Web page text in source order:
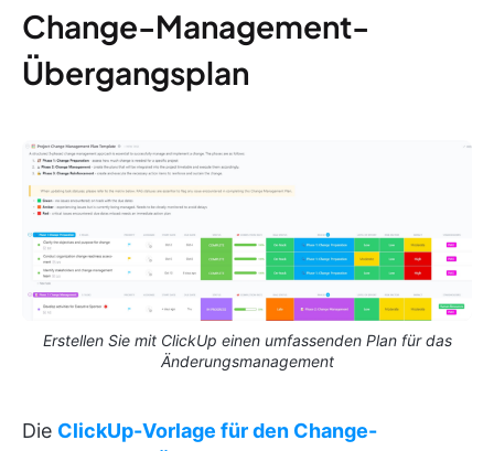
Change-Management-
Übergangsplan
Erstellen Sie mit ClickUp einen umfassenden Plan für das
Änderungsmanagement
Die ClickUp-Vorlage für den Change-